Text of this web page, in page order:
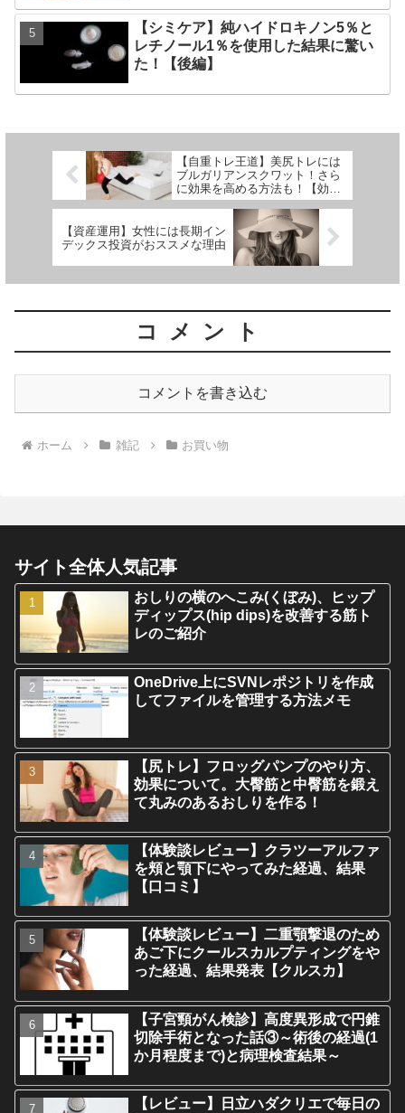
【シミケア】純ハイドロキノン5％と
レチノール1％を使用した結果に驚い
た！【後編】
【自重トレ王道】美尻トレには
ブルガリアンスクワット！さら
に効果を高める方法も！【効果
絶大】
【資産運用】女性には長期イン
デックス投資がおススメな理由
コメント
コメントを書き込む
ホーム 雑記 お買い物
サイト全体人気記事
おしりの横のへこみ(くぼみ)、ヒップ
ディップス(hip dips)を改善する筋ト
レのご紹介
OneDrive上にSVNレポジトリを作成
してファイルを管理する方法メモ
【尻トレ】フロッグパンプのやり方、
効果について。大臀筋と中臀筋を鍛え
て丸みのあるおしりを作る！
【体験談レビュー】クラツーアルファ
を頬と顎下にやってみた経過、結果
【口コミ】
【体験談レビュー】二重顎撃退のため
あご下にクールスカルプティングをや
った経過、結果発表【クルスカ】
【子宮頸がん検診】高度異形成で円錐
切除手術となった話③～術後の経過(1
か月程度まで)と病理検査結果～
【レビュー】日立ハダクリエで毎日の